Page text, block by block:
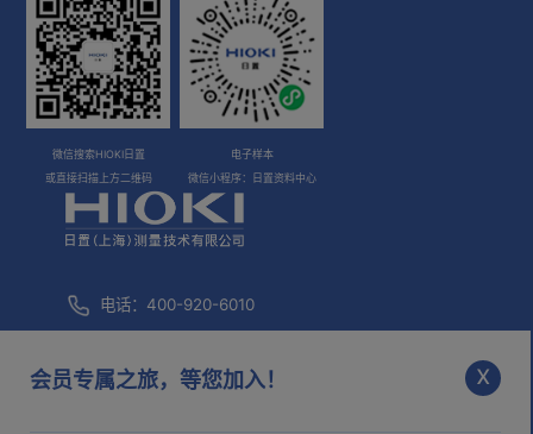
会员专属之旅，等您加入！ x
微信搜索HIOKI日置
或直接扫描上方二维码
电子样本
微信小程序：日置资料中心
电话：400-920-6010
市场部邮箱：mkt@hioki.com.cn